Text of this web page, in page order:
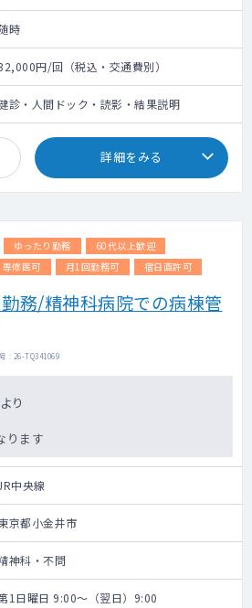
時
円/回（税込・交通費別）
診・人間ドック・読影・結果説明
詳細をみる
ゆったり勤務
60代以上歓迎
修医可 月1回勤務可 宿日直許可
務/精神科病院での病棟管
: 26-TQ341069
り
ります
中央線
京都小金井市
神科・不問
1日曜日 9:00～（翌日）9:00